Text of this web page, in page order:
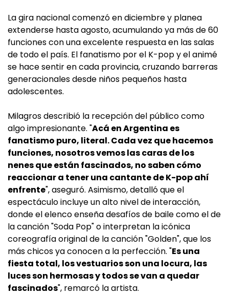
La gira nacional comenzó en diciembre y planea
extenderse hasta agosto, acumulando ya más de 60
funciones con una excelente respuesta en las salas
de todo el país. El fanatismo por el K-pop y el animé
se hace sentir en cada provincia, cruzando barreras
generacionales desde niños pequeños hasta
adolescentes.
Milagros describió la recepción del público como
algo impresionante. "Acá en Argentina es
fanatismo puro, literal. Cada vez que hacemos
funciones, nosotros vemos las caras de los
nenes que están fascinados, no saben cómo
reaccionar a tener una cantante de K-pop ahí
enfrente", aseguró. Asimismo, detalló que el
espectáculo incluye un alto nivel de interacción,
donde el elenco enseña desafíos de baile como el de
la canción "Soda Pop" o interpretan la icónica
coreografía original de la canción "Golden", que los
más chicos ya conocen a la perfección. "Es una
fiesta total, los vestuarios son una locura, las
luces son hermosas y todos se van a quedar
fascinados", remarcó la artista.